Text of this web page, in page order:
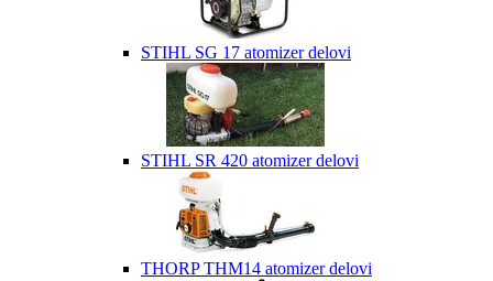
STIHL SG 17 atomizer delovi
STIHL SR 420 atomizer delovi
THORP THM14 atomizer delovi